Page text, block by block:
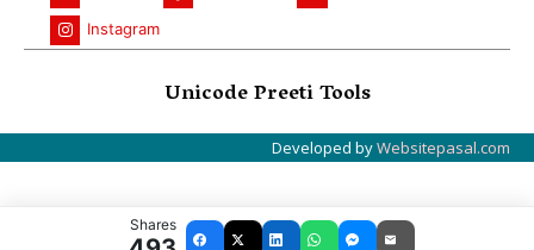
Instagram
Unicode Preeti Tools
Developed byWebsitepasal.com
Shares